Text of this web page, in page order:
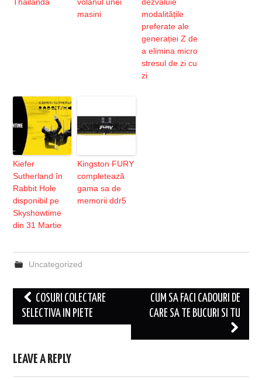
masini
modalitățile
preferate ale
generației Z de
a elimina micro
stresul de zi cu
zi
Kiefer
Sutherland în
Rabbit Hole
disponibil pe
Skyshowtime
din 31 Martie
Kingston FURY
completează
gama sa de
memorii ddr5
Uncategorized
Post
navigation
COSURI COLECTARE
SELECTIVA IN PIETE
CUM SA FACI CADOURI DE
CARE SA TE BUCURI SI TU
LEAVE A REPLY